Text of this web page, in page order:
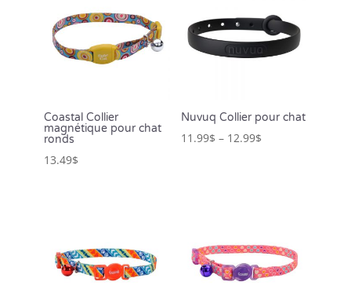
Coastal Collier
magnétique pour chat
ronds
13.49$
Nuvuq Collier pour chat
11.99$ – 12.99$